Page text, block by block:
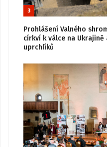
3
Prohlášení Valného
církví k válce na
uprchlíků